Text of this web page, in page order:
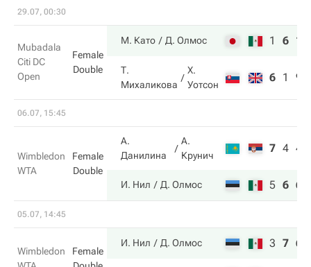
29.07, 00:30
Mubadala
Citi DC
Open
Female
Double
М. Като Д. Олмос 1 6 11
Т.
Михаликова
Х.
Уотсон
6 1 9
06.07, 15:45
Wimbledon
WTA
Female
Double
А.
Данилина
А.
Крунич
7 4 4
И. Нил Д. Олмос 5 6 6
05.07, 14:45
Wimbledon
Female
И. Нил Д. Олмос 3 7 6